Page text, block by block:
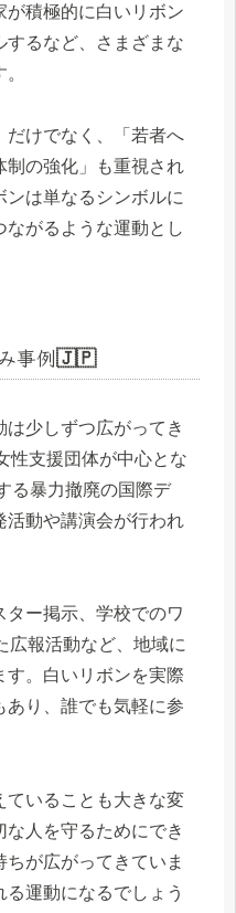
が積極的に白いリボン
するなど、さまざまな
だけでなく、「若者へ
制の強化」も重視され
ンは単なるシンボルに
ながるような運動とし
み事例🇯🇵
は少しずつ広がってき
性支援団体が中心とな
る暴力撤廃の国際デ
活動や講演会が行われ
ター掲示、学校でのワ
広報活動など、地域に
す。白いリボンを実際
あり、誰でも気軽に参
ていることも大きな変
人を守るためにでき
が広がってきていま
運動になるでしょう